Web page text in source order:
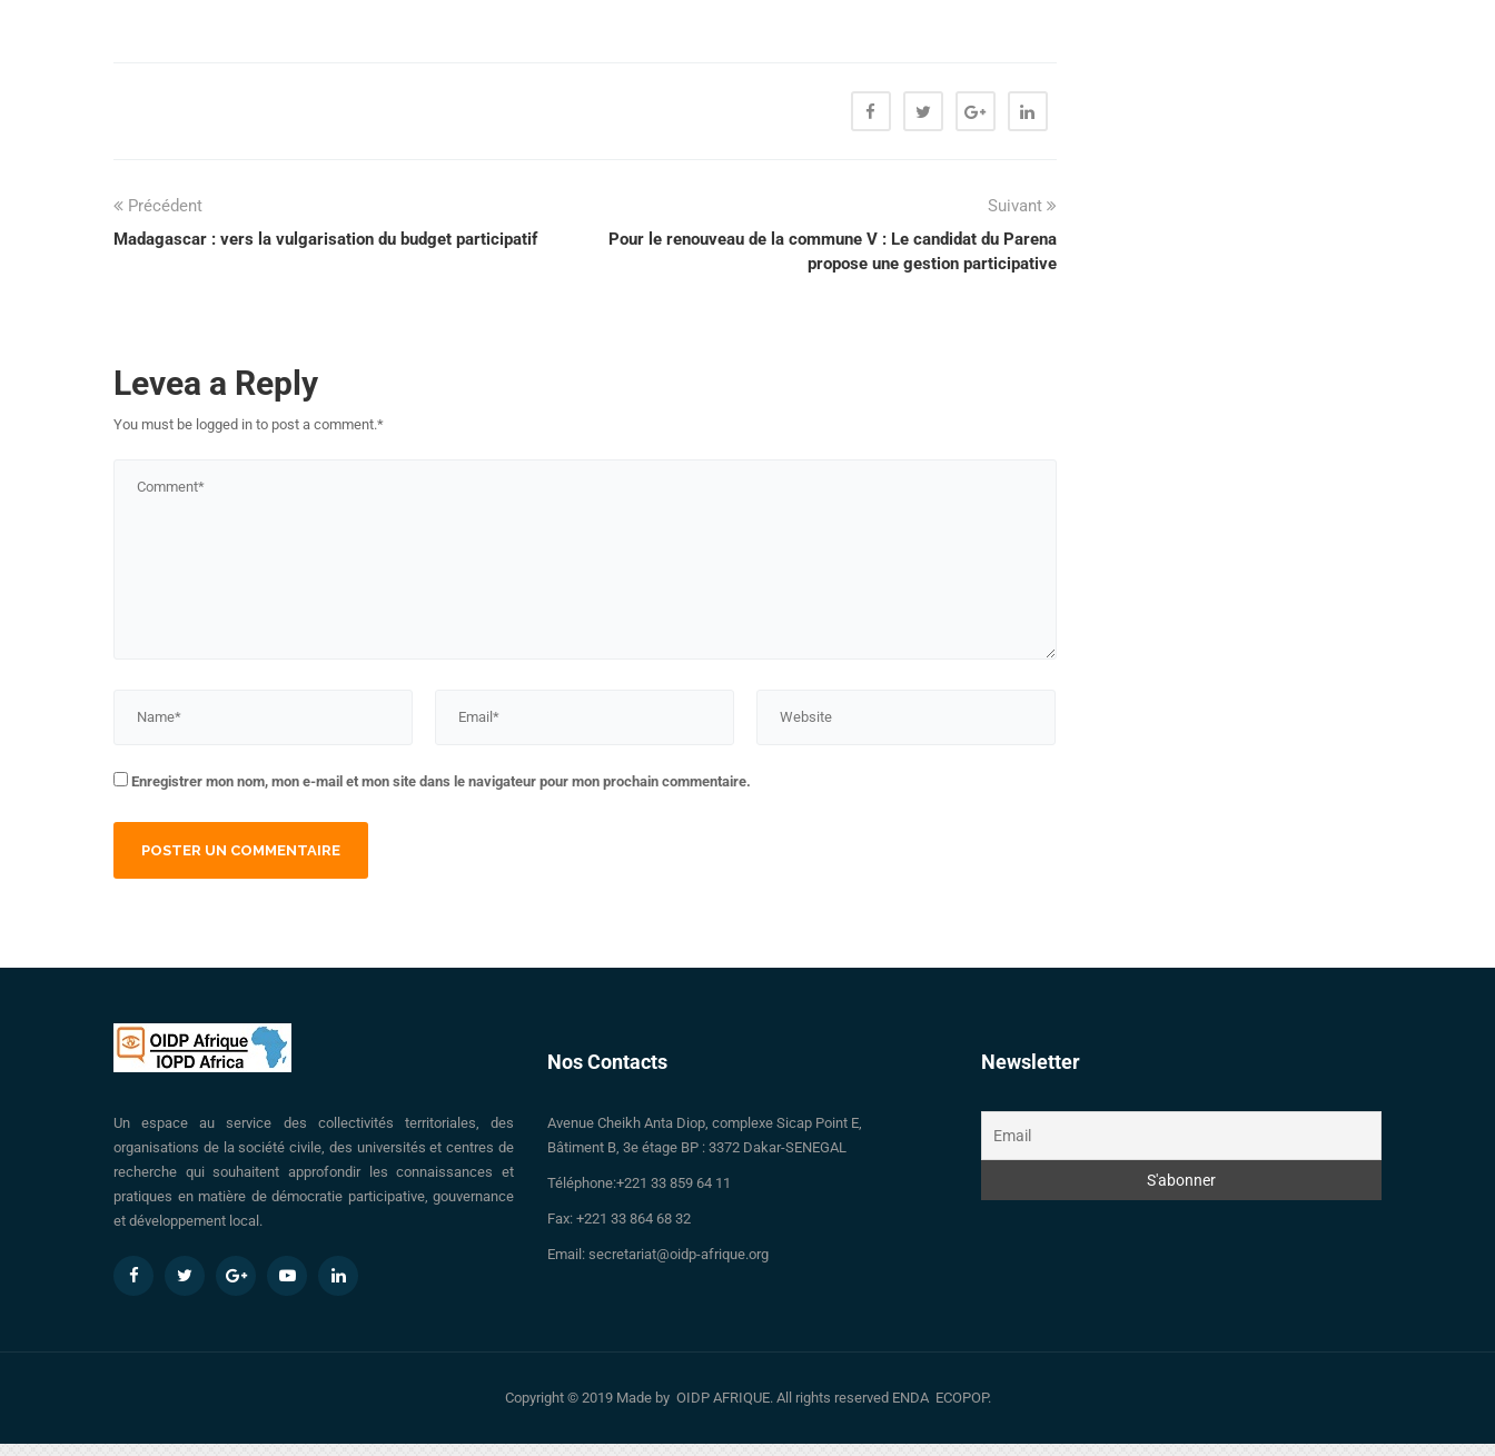
Précédent
Madagascar : vers la vulgarisation du budget participatif
Suivant
Pour le renouveau de la commune V : Le candidat du Parena
propose une gestion participative
Levea a Reply
You must be logged in to post a comment.*
Enregistrer mon nom, mon e-mail et mon site dans le navigateur pour mon prochain commentaire.
Un espace au service des collectivités territoriales, des
organisations de la société civile, des universités et centres de
recherche qui souhaitent approfondir les connaissances et
pratiques en matière de démocratie participative, gouvernance
et développement local.
Nos Contacts
Avenue Cheikh Anta Diop, complexe Sicap Point E,
Bâtiment B, 3e étage BP : 3372 Dakar-SENEGAL
Téléphone:+221 33 859 64 11
Fax: +221 33 864 68 32
Email: secretariat@oidp-afrique.org
Newsletter
Copyright © 2019 Made by OIDP AFRIQUE. All rights reserved ENDA ECOPOP.